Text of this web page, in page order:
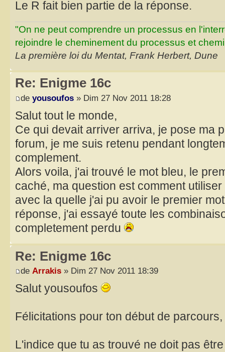
Le R fait bien partie de la réponse.
"On ne peut comprendre un processus en
rejoindre le cheminement du processus et
La première loi du Mentat, Frank Herbert, Dune
Re: Enigme 16c
de yousoufos » Dim 27 Nov 2011 18:28
Salut tout le monde,
Ce qui devait arriver arriva, je pose ma
forum, je me suis retenu pendant
complement.
Alors voila, j'ai trouvé le mot bleu, le
caché, ma question est comment
avec la quelle j'ai pu avoir le premier
réponse, j'ai essayé toute les
completement perdu
Re: Enigme 16c
de Arrakis » Dim 27 Nov 2011 18:39
Salut yousoufos
Félicitations pour ton début de
L'indice que tu as trouvé ne doit pas